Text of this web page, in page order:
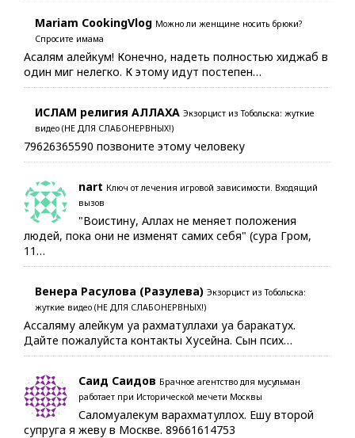
Mariam CookingVlog Можно ли женщине носить брюки?
Спросите имама
Асалям алейкум! Конечно, надеть полностью хиджаб в
один миг нелегко. К этому идут постепен…
ИСЛАМ религия АЛЛАХА Экзорцист из Тобольска: жуткие
видео (НЕ ДЛЯ СЛАБОНЕРВНЫХ!)
79626365590 позвоните этому человеку
nart Ключ от лечения игровой зависимости. Входящий
вызов
"Воистину, Аллах не меняет положения
людей, пока они не изменят самих себя" (сура Гром,
11…
Венера Расулова (Разулева) Экзорцист из Тобольска:
жуткие видео (НЕ ДЛЯ СЛАБОНЕРВНЫХ!)
Ассаляму алейкум уа рахматуллахи уа баракатух.
Дайте пожалуйста контакты Хусейна. Сын псих…
Саид Саидов Брачное агентство для мусульман
работает при Исторической мечети Москвы
Саломуалекум варахматуллох. Ешу второй
супруга я жеву в Москве. 89661614753